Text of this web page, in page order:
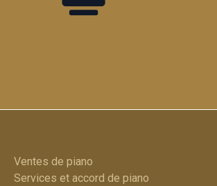
Ventes de piano
Services et accord de piano​